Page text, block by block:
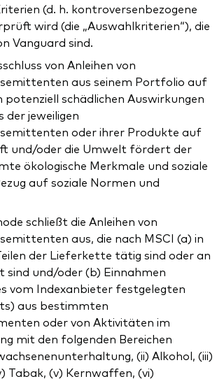
(d. h. kontroversenbezogene
wird (die „Auswahlkriterien“), die
Vanguard sind.
von Anleihen von
aus seinem Portfolio auf
potenziell schädlichen Auswirkungen
der jeweiligen
oder ihrer Produkte auf
und/oder die Umwelt fördert der
ökologische Merkmale und soziale
auf soziale Normen und
schließt die Anleihen von
aus, die nach MSCI (a) in
der Lieferkette tätig sind oder an
sind und/oder (b) Einnahmen
vom Indexanbieter festgelegten
aus bestimmten
oder von Aktivitäten im
mit den folgenden Bereichen
(ii) Alkohol, (iii)
Tabak, (v) Kernwaffen, (vi)